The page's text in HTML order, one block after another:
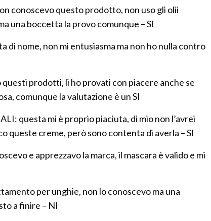
conoscevo questo prodotto, non uso gli olii
una boccetta la provo comunque – SI
di nome, non mi entusiasma ma non ho nulla contro
prodotti, li ho provati con piacere anche se
comunque la valutazione è un SI
questa mi è proprio piaciuta, di mio non l’avrei
queste creme, però sono contenta di averla – SI
e apprezzavo la marca, il mascara è valido e mi
per unghie, non lo conoscevo ma una
a finire – NI